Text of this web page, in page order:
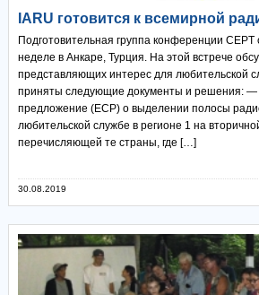
IARU готовится к всемирной
Подготовительная группа конференции CEPT
неделе в Анкаре, Турция. На этой встрече
представляющих интерес для любительской
приняты следующие документы и решения: —
предложение (ECP) о выделении полосы
любительской службе в регионе 1 на
перечисляющей те страны, где […]
30.08.2019